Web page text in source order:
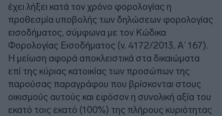
έχει λήξει κατά τον χρόνο φορολογίας η
προθεσμία υποβολής των δηλώσεων φορολογίας
εισοδήματος, σύμφωνα με τον Κώδικα
Φορολογίας Εισοδήματος (ν. 4172/2013, Α’ 167).
Η μείωση αφορά αποκλειστικά στα δικαιώματα
επί της κύριας κατοικίας των προσώπων της
παρούσας παραγράφου που βρίσκονται στους
οικισμούς αυτούς και εφόσον η συνολική αξία του
εκατό τοις εκατό (100%) της πλήρους κυριότητας